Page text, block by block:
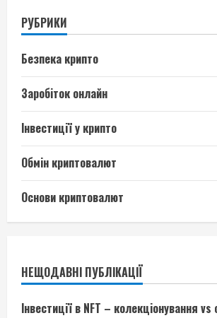
РУБРИКИ
Безпека крипто
Заробіток онлайн
Інвестиції у крипто
Обмін криптовалют
Основи криптовалют
НЕЩОДАВНІ ПУБЛІКАЦІЇ
Інвестиції в NFT – колекціонування vs